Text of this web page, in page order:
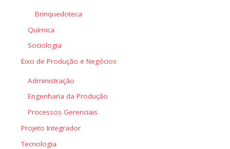
Brinquedoteca
Química
Sociologia
Eixo de Produção e Negócios
Administração
Engenharia da Produção
Processos Gerenciais
Projeto Integrador
Tecnologia